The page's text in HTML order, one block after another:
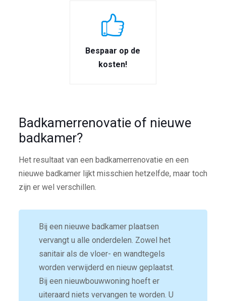
Bespaar op de
kosten!
Badkamerrenovatie of nieuwe
badkamer?
Het resultaat van een badkamerrenovatie en een
nieuwe badkamer lijkt misschien hetzelfde, maar toch
zijn er wel verschillen.
Bij een nieuwe badkamer plaatsen
vervangt u alle onderdelen. Zowel het
sanitair als de vloer- en wandtegels
worden verwijderd en nieuw geplaatst.
Bij een nieuwbouwwoning hoeft er
uiteraard niets vervangen te worden. U